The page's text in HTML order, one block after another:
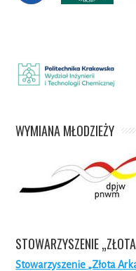
WYMIANA MŁODZIEŻY
STOWARZYSZENIE
Stowarzyszenie „Złota